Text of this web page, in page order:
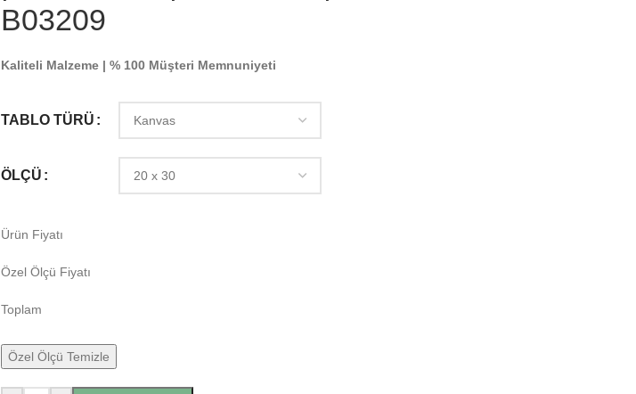
B03209
Kaliteli Malzeme | % 100 Müşteri Memnuniyeti
TABLO TÜRÜ
ÖLÇÜ
Ürün Fiyatı
Özel Ölçü Fiyatı
Toplam
Özel Ölçü Temizle